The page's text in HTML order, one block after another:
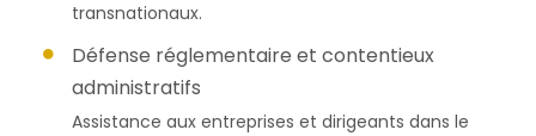
transnationaux.
Défense réglementaire et contentieux
administratifs
Assistance aux entreprises et dirigeants dans le